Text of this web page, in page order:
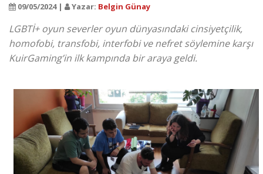
09/05/2024 | Yazar: Belgin Günay
LGBTİ+ oyun severler oyun dünyasındaki cinsiyetçilik,
homofobi, transfobi, interfobi ve nefret söylemine karşı
KuirGaming’in ilk kampında bir araya geldi.